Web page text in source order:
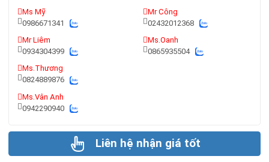
Ms Mỹ
0986671341
Mr Liêm
0934304399
Ms.Thương
0824889876
Ms.Vân Anh
0942290940
Mr Công
02432012368
Ms.Oanh
0865935504
Liên hệ nhận giá tốt